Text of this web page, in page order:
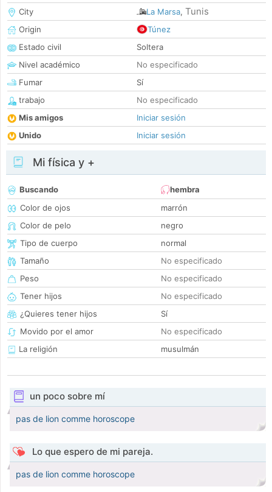
City
La Marsa, Tunis
Origin
Túnez
Estado civil
Soltera
Nivel académico
No especificado
Fumar
Sí
trabajo
No especificado
Mis amigos
Iniciar sesión
Unido
Iniciar sesión
Mi física y +
Buscando
hembra
Color de ojos
marrón
Color de pelo
negro
Tipo de cuerpo
normal
Tamaño
No especificado
Peso
No especificado
Tener hijos
No especificado
¿Quieres tener hijos
Sí
Movido por el amor
No especificado
La religión
musulmán
un poco sobre mí
pas de lion comme horoscope
Lo que espero de mi pareja.
pas de lion comme horoscope